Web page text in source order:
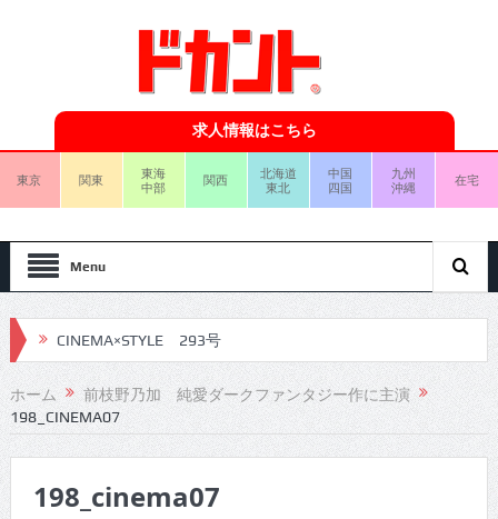
求人情報はこちら
東京 関東
東海
中部
関西
北海道
東北
中国
四国
九州
沖縄
在宅
Menu
CINEMA×STYLE 293号
CINEMA×STYLE 292号
CINEMA×STYLE 291号
CINEMA×STYLE 289号
ホーム
前枝野乃加 純愛ダークファンタジー作に主演
198_CINEMA07
198_cinema07